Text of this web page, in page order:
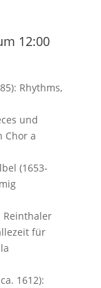
12:00
Rhythms,
und
Chor a
(1653-
Reinthaler
für
1612):